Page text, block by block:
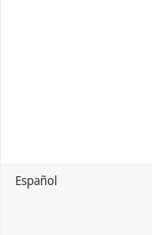
Español